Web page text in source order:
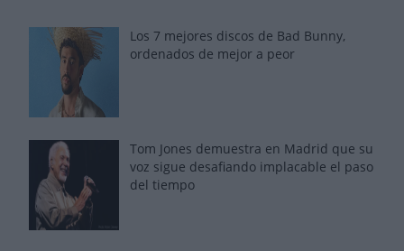
Los 7 mejores discos de Bad Bunny,
ordenados de mejor a peor
Tom Jones demuestra en Madrid que su
voz sigue desafiando implacable el paso
del tiempo